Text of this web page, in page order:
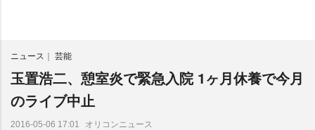
ニュース 芸能
玉置浩二、憩室炎で緊急入院 1ヶ月休養で今月
のライブ中止
2016-05-06 17:01 オリコンニュース